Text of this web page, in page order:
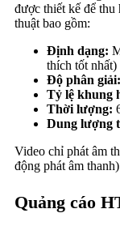
được thiết kế để thu
thuật bao gồm:
Định dạng:
thích tốt nhất)
Độ phân giải:
Tỷ lệ khung
Thời lượng:
Dung lượng
Video chỉ phát âm
động phát âm
Quảng cáo